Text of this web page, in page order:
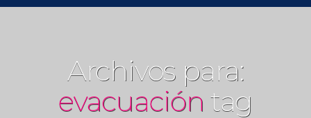
Archivos para:
evacuación tag